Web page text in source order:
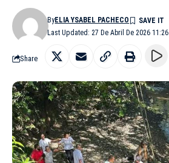
Last Updated: 27 De Abril De 2026 11:26
ByELIA YSABEL PACHECO
Share